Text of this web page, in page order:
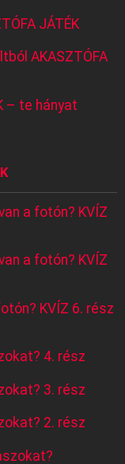
JÁTÉK
AKASZTÓFA
– te hányat
a fotón? KVÍZ
a fotón? KVÍZ
KVÍZ 6. rész
4. rész
3. rész
2. rész